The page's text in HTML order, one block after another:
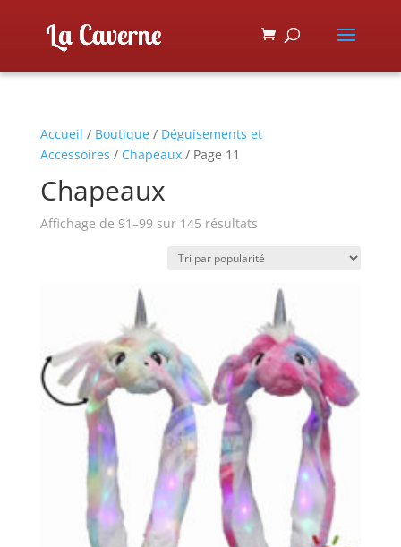
Accueil / Boutique/ Déguisements et
Accessoires / Chapeaux/ Page 11
Chapeaux
Affichage de 91–99 sur 145 résultats